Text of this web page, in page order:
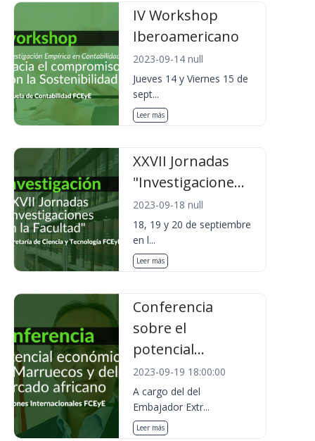
IV Workshop
Iberoamericano
2023-09-14 null
Jueves 14 y Viernes 15 de
sept...
Leer más
XXVII Jornadas
"Investigacione...
2023-09-18 null
18, 19 y 20 de septiembre
en l...
Leer más
Conferencia
sobre el
potencial...
2023-09-19 18:00:00
A cargo del del
Embajador Extr...
Leer más